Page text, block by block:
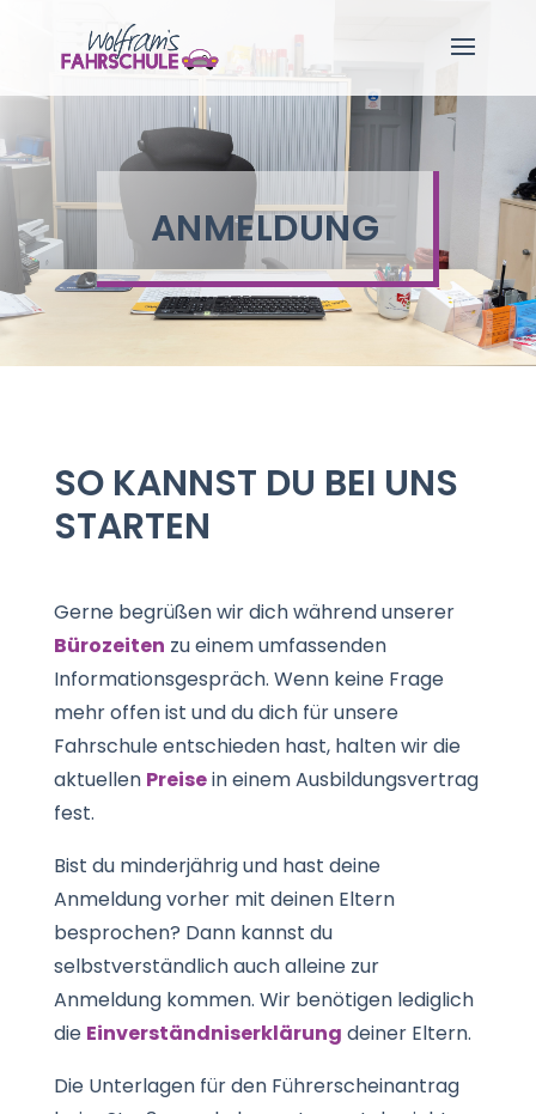
ANMELDUNG
SO KANNST DU BEI UNS
STARTEN
Gerne begrüßen wir dich während unserer
Bürozeiten zu einem umfassenden
Informationsgespräch. Wenn keine Frage
mehr offen ist und du dich für unsere
Fahrschule entschieden hast, halten wir die
aktuellen Preisein einem Ausbildungsvertrag
fest.
Bist du minderjährig und hast deine
Anmeldung vorher mit deinen Eltern
besprochen? Dann kannst du
selbstverständlich auch alleine zur
Anmeldung kommen. Wir benötigen lediglich
die Einverständniserklärung deiner Eltern.
Die Unterlagen für den Führerscheinantrag